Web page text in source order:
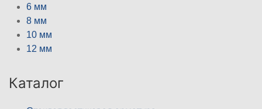
6 мм
8 мм
10 мм
12 мм
Каталог